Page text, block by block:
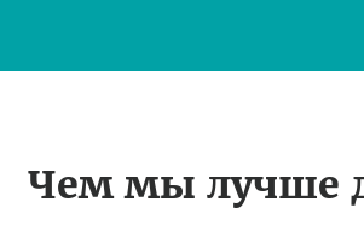
Чем мы лучше